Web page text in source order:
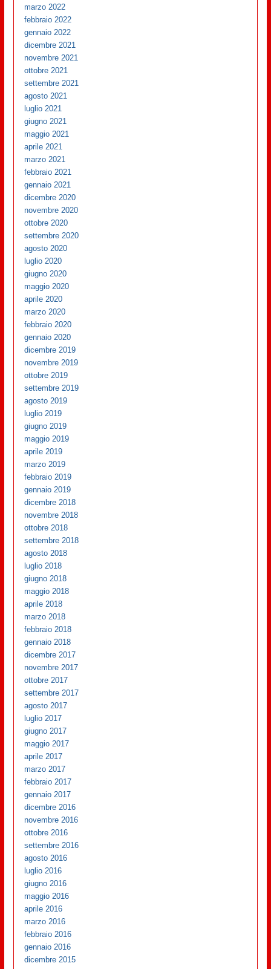
marzo 2022
febbraio 2022
gennaio 2022
dicembre 2021
novembre 2021
ottobre 2021
settembre 2021
agosto 2021
luglio 2021
giugno 2021
maggio 2021
aprile 2021
marzo 2021
febbraio 2021
gennaio 2021
dicembre 2020
novembre 2020
ottobre 2020
settembre 2020
agosto 2020
luglio 2020
giugno 2020
maggio 2020
aprile 2020
marzo 2020
febbraio 2020
gennaio 2020
dicembre 2019
novembre 2019
ottobre 2019
settembre 2019
agosto 2019
luglio 2019
giugno 2019
maggio 2019
aprile 2019
marzo 2019
febbraio 2019
gennaio 2019
dicembre 2018
novembre 2018
ottobre 2018
settembre 2018
agosto 2018
luglio 2018
giugno 2018
maggio 2018
aprile 2018
marzo 2018
febbraio 2018
gennaio 2018
dicembre 2017
novembre 2017
ottobre 2017
settembre 2017
agosto 2017
luglio 2017
giugno 2017
maggio 2017
aprile 2017
marzo 2017
febbraio 2017
gennaio 2017
dicembre 2016
novembre 2016
ottobre 2016
settembre 2016
agosto 2016
luglio 2016
giugno 2016
maggio 2016
aprile 2016
marzo 2016
febbraio 2016
gennaio 2016
dicembre 2015